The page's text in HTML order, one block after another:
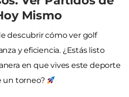
Mismo
descubrir cómo ver golf
y eficiencia. ¿Estás listo
en que vives este deporte
un torneo?